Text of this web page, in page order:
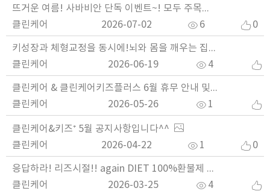
뜨거운 여름! 사바비안 단독 이벤트~! 모두 주목^^
클린케어
0
6
2026-07-02
키성장과 체형교정을 동시에!뇌와 몸을 깨우는 집중관리 BB CAMP 오픈 접수
클린케어
4
2026-06-19
클린케어 & 클린케어키즈플러스 6월 휴무 안내 및 공지사항입니다^^
클린케어
1
2026-05-26
클린케어&키즈⁺ 5월 공지사항입니다^^
클린케어
0
1
2026-04-22
응답하라! 리즈시절!! again DIET 100%환불제 클린케어 다이어트
클린케어
4
2026-03-25